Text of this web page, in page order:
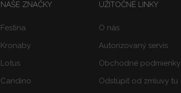
NAŠE ZNAČKY
Festina
Kronaby
Lotus
Candino
UŽITOČNÉ LINKY
O nás
Autorizovaný servis
Obchodné podmienky
Odstúpiť od zmluvy tu